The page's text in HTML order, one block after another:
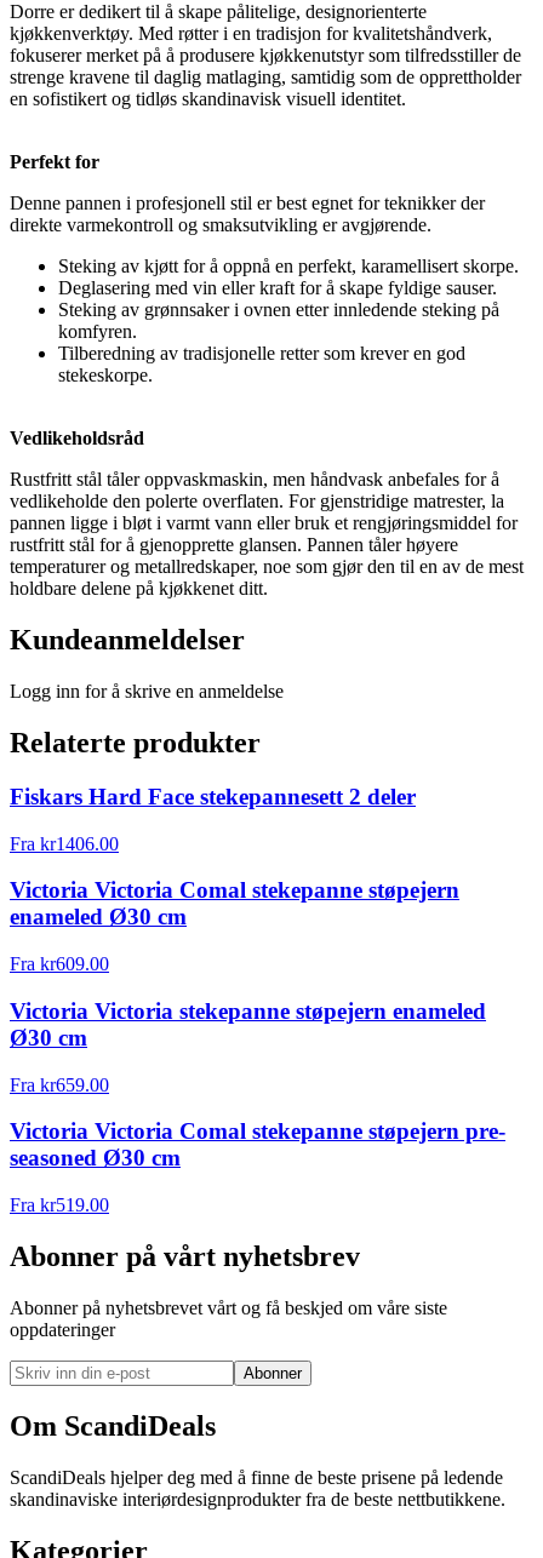
Dorre er dedikert til å skape pålitelige, designorienterte
kjøkkenverktøy. Med røtter i en tradisjon for kvalitetshåndverk,
fokuserer merket på å produsere kjøkkenutstyr som tilfredsstiller de
strenge kravene til daglig matlaging, samtidig som de opprettholder
en sofistikert og tidløs skandinavisk visuell identitet.
Perfekt for
Denne pannen i profesjonell stil er best egnet for teknikker der
direkte varmekontroll og smaksutvikling er avgjørende.
Steking av kjøtt for å oppnå en perfekt, karamellisert skorpe.
Deglasering med vin eller kraft for å skape fyldige sauser.
Steking av grønnsaker i ovnen etter innledende steking på
komfyren.
Tilberedning av tradisjonelle retter som krever en god
stekeskorpe.
Vedlikeholdsråd
Rustfritt stål tåler oppvaskmaskin, men håndvask anbefales for å
vedlikeholde den polerte overflaten. For gjenstridige matrester, la
pannen ligge i bløt i varmt vann eller bruk et rengjøringsmiddel for
rustfritt stål for å gjenopprette glansen. Pannen tåler høyere
temperaturer og metallredskaper, noe som gjør den til en av de mest
holdbare delene på kjøkkenet ditt.
Kundeanmeldelser
Logg inn for å skrive en anmeldelse
Relaterte produkter
Fiskars Hard Face stekepannesett 2 deler
Fra kr1406.00
Victoria Victoria Comal stekepanne støpejern
enameled Ø30 cm
Fra kr609.00
Victoria Victoria stekepanne støpejern enameled
Ø30 cm
Fra kr659.00
Victoria Victoria Comal stekepanne støpejern pre-
seasoned Ø30 cm
Fra kr519.00
Abonner på vårt nyhetsbrev
Abonner på nyhetsbrevet vårt og få beskjed om våre siste
oppdateringer
Abonner
Om ScandiDeals
ScandiDeals hjelper deg med å finne de beste prisene på ledende
skandinaviske interiørdesignprodukter fra de beste nettbutikkene.
Kategorier